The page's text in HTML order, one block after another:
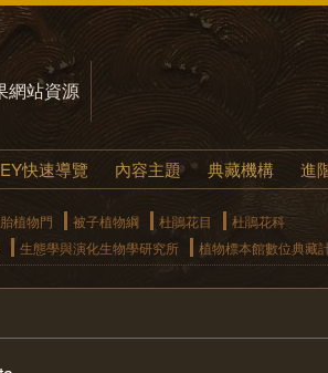
網站資源
快速導覽 內容主題 典藏機構 進
植物門 被子植物綱 杜鵑花目
杜鵑花科
生態學與演化生物學研究所 植物標本館數位典藏